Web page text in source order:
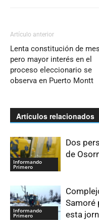
Artículo anterior
Lenta constitución de
pero mayor interés en el
proceso eleccionario se
observa en Puerto Montt
Artículos relacionados
Informando
Primero
Dos
de
Informando
Primero
Samoré
esta